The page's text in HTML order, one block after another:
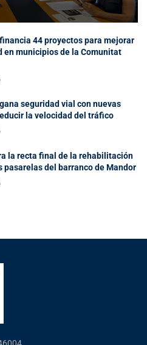
44 proyectos para mejorar
en municipios de la Comunitat
seguridad vial con nuevas
la velocidad del tráfico
la recta final de la rehabilitación
pasarelas del barranco de Mandor